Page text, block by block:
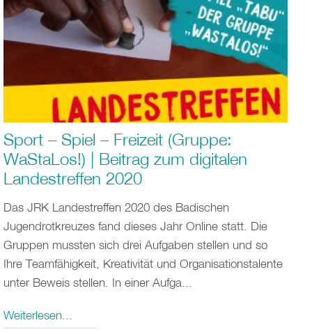
Sport – Spiel – Freizeit (Gruppe:
WaStaLos!) | Beitrag zum digitalen
Landestreffen 2020
Das JRK Landestreffen 2020 des Badischen
Jugendrotkreuzes fand dieses Jahr Online statt. Die
Gruppen mussten sich drei Aufgaben stellen und so
Ihre Teamfähigkeit, Kreativität und Organisationstalente
unter Beweis stellen. In einer Aufga...
Weiterlesen...